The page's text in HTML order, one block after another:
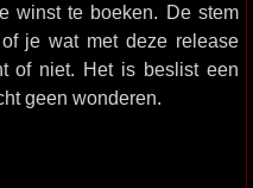
winst te boeken. De stem
je wat met deze release
of niet. Het is beslist een
geen wonderen.